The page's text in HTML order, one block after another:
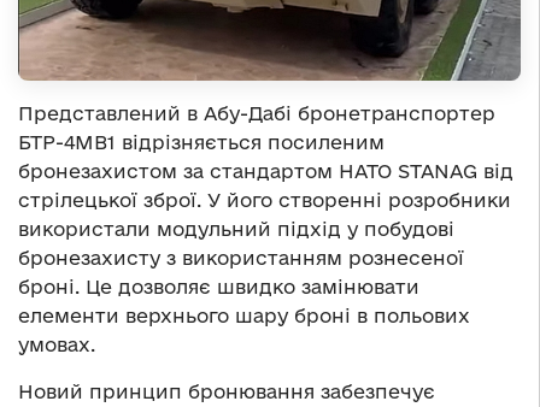
Представлений в Абу-Дабі бронетранспортер
БТР-4МВ1 відрізняється посиленим
бронезахистом за стандартом НАТО STANAG від
стрілецької зброї. У його створенні розробники
використали модульний підхід у побудові
бронезахисту з використанням рознесеної
броні. Це дозволяє швидко замінювати
елементи верхнього шару броні в польових
умовах.
Новий принцип бронювання забезпечує